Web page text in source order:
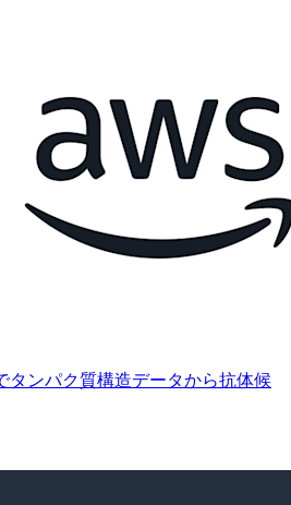
タンパク質構造データから抗体候